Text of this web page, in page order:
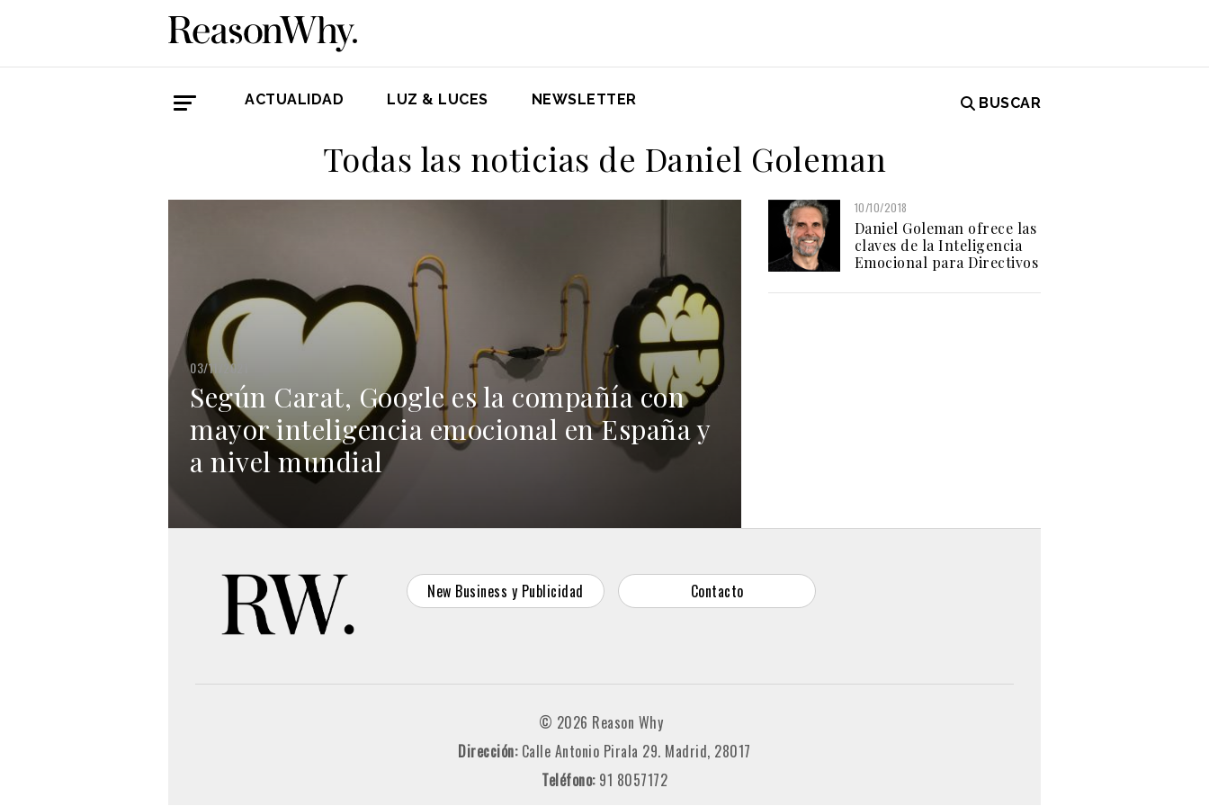
ACTUALIDAD LUZ & LUCES NEWSLETTER BUSCAR
Todas las noticias de Daniel Goleman
03/11/2021
Según Carat, Google es la compañía con
mayor inteligencia emocional en España y
a nivel mundial
10/10/2018
Daniel Goleman ofrece las
claves de la Inteligencia
Emocional para Directivos
New Business y Publicidad Contacto
© 2026 Reason Why
Dirección: Calle Antonio Pirala 29. Madrid, 28017
Teléfono: 91 8057172